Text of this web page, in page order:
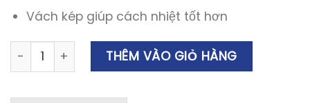
Vách kép giúp cách nhiệt tốt hơn
Bồn massage ngâm chân Beurer FB65 foot spa số
THÊM VÀO GIỎ HÀNG